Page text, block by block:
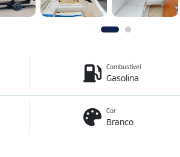
Combustível
Gasolina
Cor
Branco